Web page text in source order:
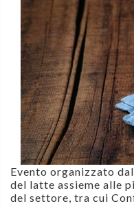
Evento organizzato
del latte assieme alle
del settore, tra cui